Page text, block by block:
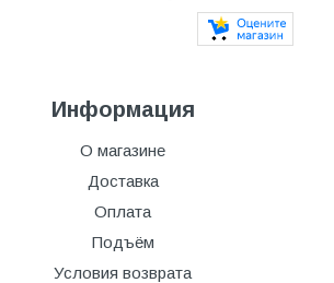
Информация
О магазине
Доставка
Оплата
Подъём
Условия возврата